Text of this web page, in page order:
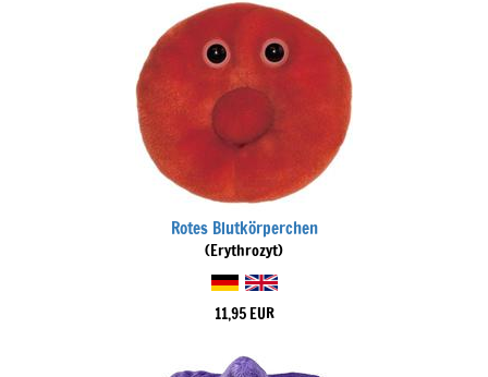
Rotes Blutkörperchen
(Erythrozyt)
11,95 EUR